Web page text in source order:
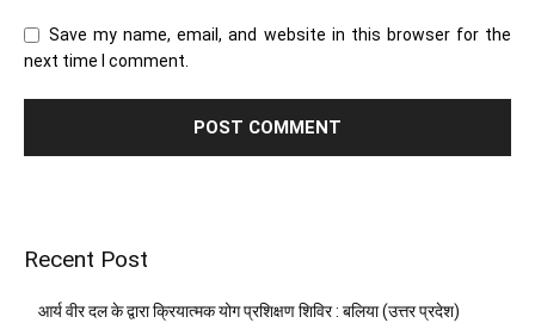
Save my name, email, and website in this browser for the
next time I comment.
Recent Post
आर्य वीर दल के द्वारा क्रियात्मक योग प्रशिक्षण शिविर : बलिया (उत्तर प्रदेश)